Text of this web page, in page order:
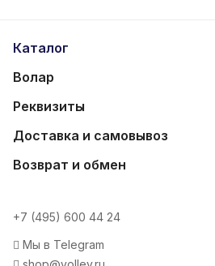
Каталог
Волар
Реквизиты
Доставка и самовывоз
Возврат и обмен
+7 (495) 600 44 24
Мы в Telegram